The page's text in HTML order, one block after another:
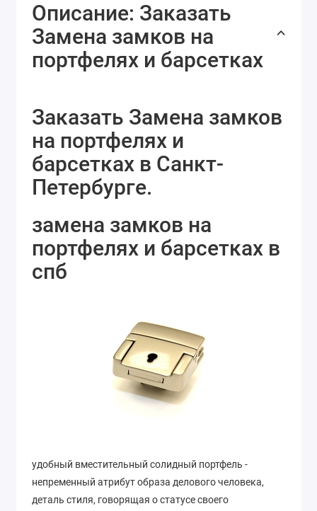
Описание: Заказать
Замена замков на
портфелях и барсетках
Заказать Замена замков
на портфелях и
барсетках в Санкт-
Петербурге.
замена замков на
портфелях и барсетках в
спб
удобный вместительный солидный портфель -
непременный атрибут образа делового человека,
деталь стиля, говорящая о статусе своего